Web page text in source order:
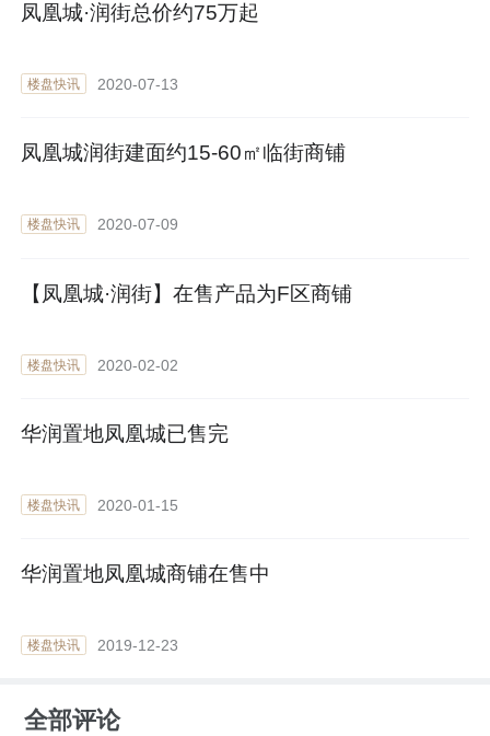
凤凰城·润街总价约75万起
楼盘快讯 2020-07-13
凤凰城润街建面约15-60㎡临街商铺
楼盘快讯 2020-07-09
【凤凰城·润街】在售产品为F区商铺
楼盘快讯 2020-02-02
华润置地凤凰城已售完
楼盘快讯 2020-01-15
华润置地凤凰城商铺在售中
楼盘快讯 2019-12-23
全部评论